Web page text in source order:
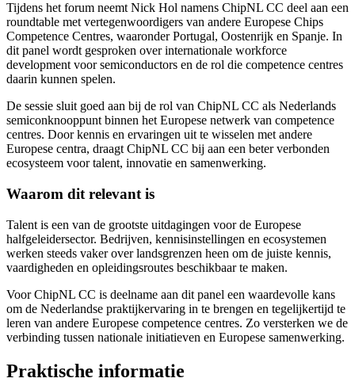
Tijdens het forum neemt Nick Hol namens ChipNL CC deel aan een
roundtable met vertegenwoordigers van andere Europese Chips
Competence Centres, waaronder Portugal, Oostenrijk en Spanje. In
dit panel wordt gesproken over internationale workforce
development voor semiconductors en de rol die competence centres
daarin kunnen spelen.
De sessie sluit goed aan bij de rol van ChipNL CC als Nederlands
semiconknooppunt binnen het Europese netwerk van competence
centres. Door kennis en ervaringen uit te wisselen met andere
Europese centra, draagt ChipNL CC bij aan een beter verbonden
ecosysteem voor talent, innovatie en samenwerking.
Waarom dit relevant is
Talent is een van de grootste uitdagingen voor de Europese
halfgeleidersector. Bedrijven, kennisinstellingen en ecosystemen
werken steeds vaker over landsgrenzen heen om de juiste kennis,
vaardigheden en opleidingsroutes beschikbaar te maken.
Voor ChipNL CC is deelname aan dit panel een waardevolle kans
om de Nederlandse praktijkervaring in te brengen en tegelijkertijd te
leren van andere Europese competence centres. Zo versterken we de
verbinding tussen nationale initiatieven en Europese samenwerking.
Praktische informatie